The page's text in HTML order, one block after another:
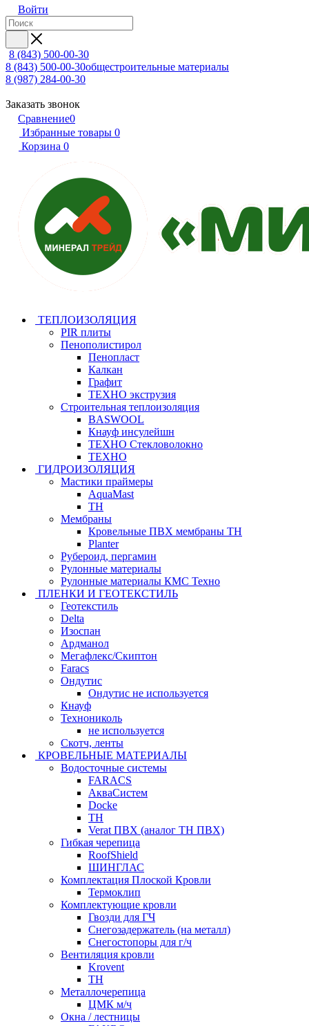
Войти
8 (843) 500-00-30
8 (843) 500-00-30общестроительные материалы
8 (987) 284-00-30
Заказать звонок
Сравнение0
Избранные товары 0
Корзина 0
ТЕПЛОИЗОЛЯЦИЯ
PIR плиты
Пенополистирол
Пенопласт
Калкан
Графит
ТЕХНО экструзия
Строительная теплоизоляция
BASWOOL
Кнауф инсулейшн
ТЕХНО Стекловолокно
ТЕХНО
ГИДРОИЗОЛЯЦИЯ
Мастики праймеры
AquaMast
ТН
Мембраны
Кровельные ПВХ мембраны ТН
Planter
Рубероид, пергамин
Рулонные материалы
Рулонные материалы КМС Техно
ПЛЕНКИ И ГЕОТЕКСТИЛЬ
Геотекстиль
Delta
Изоспан
Ардманол
Мегафлекс/Скиптон
Faracs
Ондутис
Ондутис не используется
Кнауф
Технониколь
не используется
Скотч, ленты
КРОВЕЛЬНЫЕ МАТЕРИАЛЫ
Водосточные системы
FARACS
АкваСистем
Docke
ТН
Verat ПВХ (аналог ТН ПВХ)
Гибкая черепица
RoofShield
ШИНГЛАС
Комплектация Плоской Кровли
Термоклип
Комплектующие кровли
Гвозди для ГЧ
Снегозадержатель (на металл)
Снегостопоры для г/ч
Вентиляция кровли
Krovent
ТН
Металлочерепица
ЦМК м/ч
Окна / лестницы